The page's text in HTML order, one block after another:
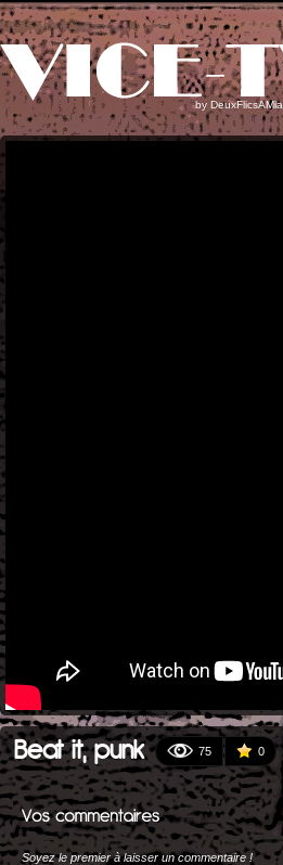
by
Beat it, punk 75 0
Soyez le premier à laisser un commentaire !